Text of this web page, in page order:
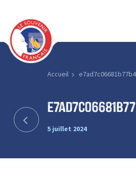
Accueil e7ad7c06681b77b4
5 juillet 2024